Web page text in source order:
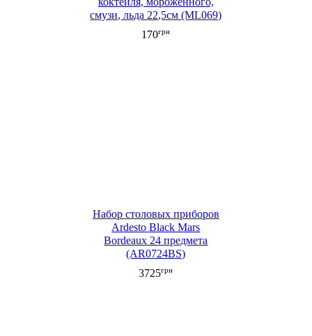
смузи, льда 22,5см (ML069)
170грн
Набор столовых приборов
Ardesto Black Mars
Bordeaux 24 предмета
(AR0724BS)
3725грн